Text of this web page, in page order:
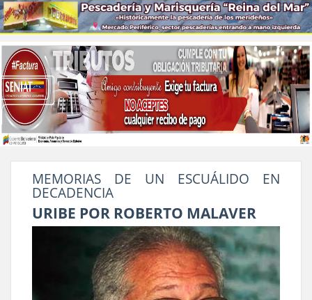
MEMORIAS DE UN ESCUÁLIDO EN
DECADENCIA
URIBE POR ROBERTO MALAVER